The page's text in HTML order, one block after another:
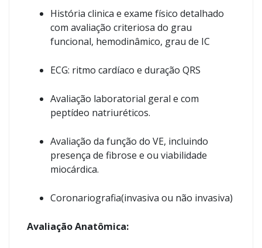
História clinica e exame físico detalhado
com avaliação criteriosa do grau
funcional, hemodinâmico, grau de IC
ECG: ritmo cardíaco e duração QRS
Avaliação laboratorial geral e com
peptídeo natriuréticos.
Avaliação da função do VE, incluindo
presença de fibrose e ou viabilidade
miocárdica.
Coronariografia(invasiva ou não invasiva)
Avaliação Anatômica: